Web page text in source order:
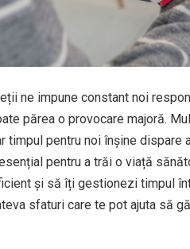
ne impune constant noi
părea o provocare majoră.
timpul pentru noi înșine dispare
pentru a trăi o viață
și să îți gestionezi timpul
sfaturi care te pot ajuta să